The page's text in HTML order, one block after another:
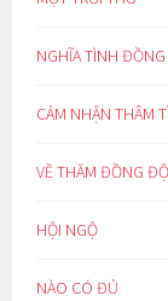
NGHĨA TÌNH
CẢM NHẬN THÂM
VỀ THĂM ĐỒNG
HỘI NGỘ
NÀO CÓ ĐỦ